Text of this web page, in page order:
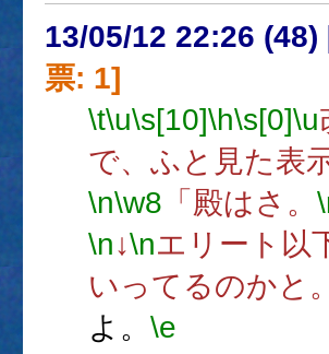
13/05/12 22:26 (48)
票: 1]
\t\u\s[10]\h\s[0]\u
で、ふと見た表
\n\w8 「殿はさ。
\n↓\nエリート以
いってるのかと
よ。 \e